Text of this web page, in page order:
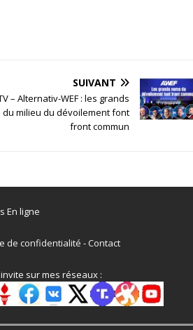
SUIVANT
– Alternativ-WEF : les grands
du milieu du dévoilement font
front commun
En ligne
de confidentialité -Contact
sur mes réseaux :